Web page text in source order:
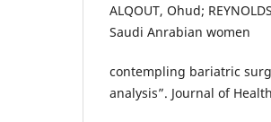
ALQOUT, Ohud;
Saudi Anrabian women
contempling bariatric
analysis”. Journal of Health